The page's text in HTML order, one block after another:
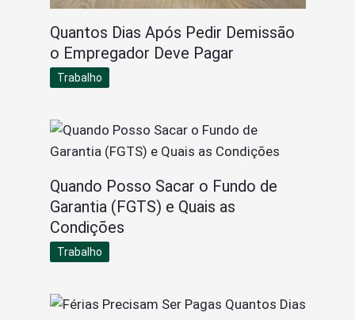
Quantos Dias Após Pedir Demissão
o Empregador Deve Pagar
Trabalho
Quando Posso Sacar o Fundo de
Garantia (FGTS) e Quais as
Condições
Trabalho